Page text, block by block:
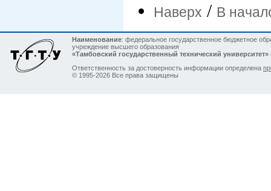
Наверх / В
Наименование: федеральное государственное бюджетное
учреждение высшего образования
«Тамбовский государственный технический
Ответственность за достоверность информации определена
© 1995-2026 Все права защищены